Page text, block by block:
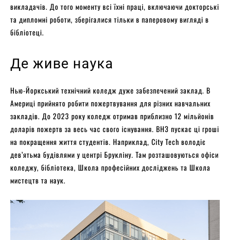
викладачів. До того моменту всі їхні праці, включаючи докторські
та дипломні роботи, зберігалися тільки в паперовому вигляді в
бібліотеці.
Де живе наука
Нью-Йоркський технічний коледж дуже забезпечений заклад. В
Америці прийнято робити пожертвування для різних навчальних
закладів. До 2023 року коледж отримав приблизно 12 мільйонів
доларів пожертв за весь час свого існування. ВНЗ пускає ці гроші
на покращення життя студентів. Наприклад, City Tech володіє
дев’ятьма будівлями у центрі Брукліну. Там розташовуються офіси
коледжу, бібліотека, Школа професійних досліджень та Школа
мистецтв та наук.